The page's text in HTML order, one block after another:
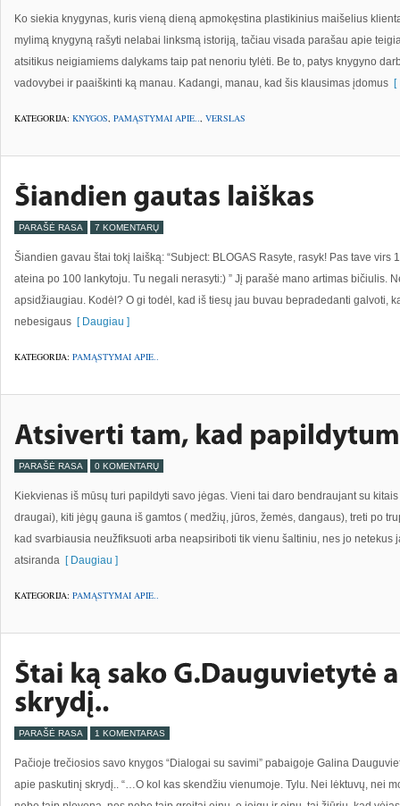
Ko siekia knygynas, kuris vieną dieną apmokęstina plastikinius maišelius
mylimą knygyną rašyti nelabai linksmą istoriją, tačiau visada parašau apie
atsitikus neigiamiems dalykams taip pat nenoriu tylėti. Be to, patys knygyno
vadovybei ir paaiškinti ką manau. Kadangi, manau, kad šis klausimas įdomus [
KATEGORIJA: KNYGOS, PAMĄSTYMAI APIE.., VERSLAS
PARAŠĖ RASA 7 KOMENTARŲ
Šiandien gavau štai tokį laišką: “Subject: BLOGAS Rasyte, rasyk! Pas tave
ateina po 100 lankytoju. Tu negali nerasyti:) ” Jį parašė mano artimas bičiulis.
apsidžiaugiau. Kodėl? O gi todėl, kad iš tiesų jau buvau bepradedanti galvoti,
nebesigaus [ Daugiau ]
KATEGORIJA: PAMĄSTYMAI APIE..
PARAŠĖ RASA 0 KOMENTARŲ
Kiekvienas iš mūsų turi papildyti savo jėgas. Vieni tai daro bendraujant su
draugai), kiti jėgų gauna iš gamtos ( medžių, jūros, žemės, dangaus), treti po
kad svarbiausia neužfiksuoti arba neapsiriboti tik vienu šaltiniu, nes jo netekus
atsiranda [ Daugiau ]
KATEGORIJA: PAMĄSTYMAI APIE..
PARAŠĖ RASA 1 KOMENTARAS
Pačioje trečiosios savo knygos “Dialogai su savimi” pabaigoje Galina
apie paskutinį skrydį.. “…O kol kas skendžiu vienumoje. Tylu. Nei lėktuvų, nei